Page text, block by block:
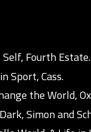
Fourth Estate.
Sport, Cass.
the World,
Simon and